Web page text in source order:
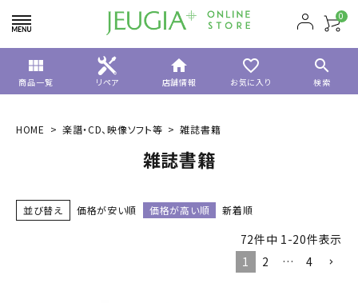
0
view_module
商品一覧 リペア
home
店舗情報
favorite_border
お気に入り
search
検索
HOME 楽譜・CD、映像ソフト等 雑誌書籍
雑誌書籍
並び替え 価格が安い順 価格が高い順 新着順
72件中 1-20件表示
1
2 … 4